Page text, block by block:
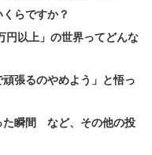
だと思う」（20代
めるものは「トキメ
安らぎ」ということの
らですか？
円以上」の世界ってどんな
張るのやめよう」と悟っ
た瞬間 など、その他の投